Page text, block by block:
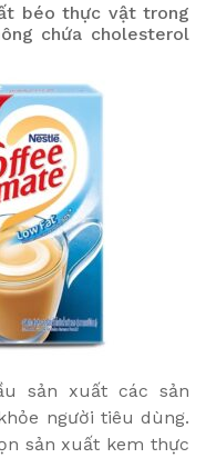
béo thực vật trong
chứa cholesterol
sản xuất các sản
người tiêu dùng.
sản xuất kem thực